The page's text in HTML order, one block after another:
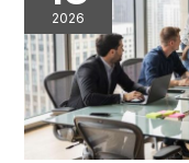
2026